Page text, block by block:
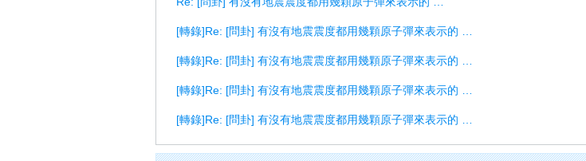
[轉錄]Re: [問卦] 有沒有地震震度都用幾顆原子彈來表示的 …
[轉錄]Re: [問卦] 有沒有地震震度都用幾顆原子彈來表示的 …
[轉錄]Re: [問卦] 有沒有地震震度都用幾顆原子彈來表示的 …
[轉錄]Re: [問卦] 有沒有地震震度都用幾顆原子彈來表示的 …